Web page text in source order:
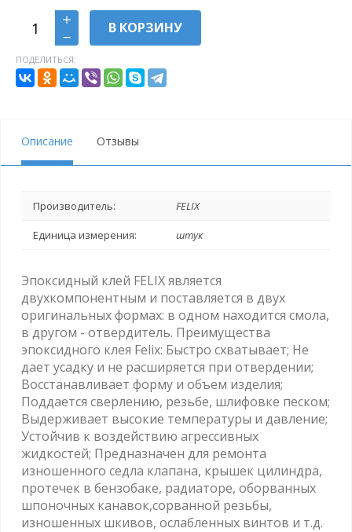
В КОРЗИНУ
ПОДЕЛИТЬСЯ:
Описание Отзывы
Производитель: FELIX
Единица измерения: штук
Эпоксидный клей FELIX является
двухкомпонентным и поставляется в двух
оригинальных формах: в одном находится смола,
в другом - отвердитель. Преимущества
эпоксидного клея Felix: Быстро схватывает; Не
дает усадку и не расширяется при отвердении;
Восстанавливает форму и объем изделия;
Поддается сверлению, резьбе, шлифовке песком;
Выдерживает высокие температуры и давление;
Устойчив к воздействию агрессивных
жидкостей; Предназначен для ремонта
изношенного седла клапана, крышек цилиндра,
протечек в бензобаке, радиаторе, оборванных
шпоночных канавок,сорванной резьбы,
изношенных шкивов, ослабленных винтов и т.д.